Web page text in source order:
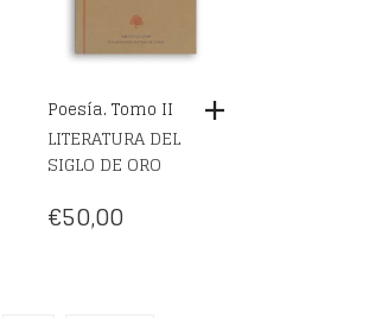
Poesía. Tomo II
LITERATURA DEL
SIGLO DE ORO
€50,00